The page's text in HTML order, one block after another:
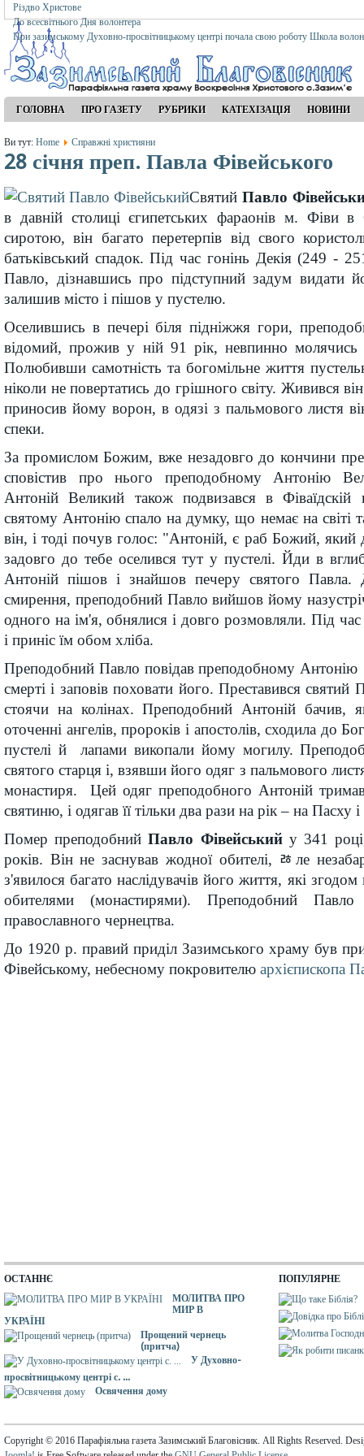
Різдво Христове
До всесвітнього Дня волонтера
При зазимському Духовно-просвітницькому центрі почала свою роботу Школа
ГОЛОВНА ПРО ГАЗЕТУ РУБРИКИ КАТЕХІЗАЦІЯ НОВИНИ
Ви тут: Home Справжні християни
28 січня преп. Павла Фівейського
Святий Павло
в давній столиці єгипетських фараонів м. Фіви
сиротою, він багато перетерпів від свого
батьківський спадок. Під час гонінь Декія (249 -
Павло, дізнавшись про підступний задум видати
залишив місто і пішов у пустелю.
Оселившись в печері біля підніжжя гори,
відомий, прожив у ній 91 рік, невпинно молячись
Полюбивши самотність та богомільне життя
ніколи не повертатись до грішного світу. Живився
приносив йому ворон, в одязі з пальмового листя
спеки.
За промислом Божим, вже незадовго до кончини
сповістив про нього преподобному Антонію
Антоній Великий також подвизався в Фіваїдскій
святому Антонію спало на думку, що немає на світі
він, і тоді почув голос: "Антоній, є раб Божий, який
задовго до тебе оселився тут у пустелі. Йди в
Антоній пішов і знайшов печеру святого
смирення, преподобний Павло вийшов йому
одного на ім'я, обнялися і довго розмовляли. Під час
і приніс їм обом хліба.
Преподобний Павло повідав преподобному Антонію
смерті і заповів поховати його. Преставився святий
стоячи на колінах. Преподобний Антоній бачив,
оточенні ангелів, пророків і апостолів, сходила до
пустелі й лапами викопали йому могилу.
святого старця і, взявши його одяг з пальмового
монастиря. Цей одяг преподобного Антоній
святиню, і одягав її тільки два рази на рік – на Пасху
Помер преподобнийПавло Фівейськийу 341
років. Він не заснував жодної обителі, ﾰле
з'явилося багато наслідувачів його життя, які
обителями (монастирями). Преподобний Павло
православного чернецтва.
До 1920 р. правий приділ Зазимського храму був
Фівейському, небесному покровителю архієпископа
ОСТАННЄ
МОЛИТВА ПРО
МИР В
УКРАЇНІ
Прощений чернець
(притча)
У Духовно-
просвітницькому центрі с. ...
Освячення дому
ПОПУЛЯРНЕ
Copyright © 2016 Парафіяльна газета Зазимський Благовісник. All Rights Reserved.